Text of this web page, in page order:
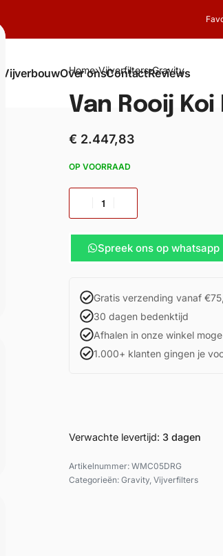
VijverbouwOver onsContactReviews
Home›Vijverfilters›Gravity
Van Rooij Koi
€ 2.447,83
OP VOORRAAD
Spreek ons op whatsapp
Gratis verzending vanaf
30 dagen bedenktijd
Afhalen in onze winkel
1.000+ klanten gingen je
Verwachte levertijd: 3 dagen
WMC05DRG
Categorieën: Gravity, Vijverfilters